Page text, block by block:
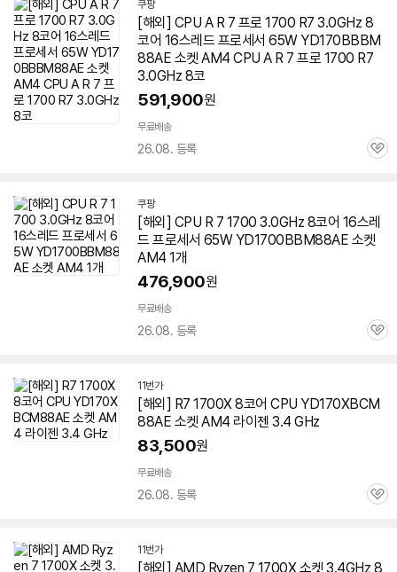
쿠팡
[해외] CPU A R 7 프로 1700 R7 3.0GHz 8
코어 16스레드 프로세서 65W YD170BBBM
88AE 소켓 AM4 CPU A R 7 프로 1700 R7
3.0GHz 8코
591,900원
무료배송
26.08. 등록
관
쿠팡
[해외] CPU R 7 1700 3.0GHz 8코어 16스레
드 프로세서 65W YD1700BBM88AE 소켓
AM4 1개
476,900원
무료배송
26.08. 등록
관
11번가
[해외] R7 1700X 8코어 CPU YD170XBCM
88AE 소켓 AM4 라이젠 3.4 GHz
83,500원
무료배송
26.08. 등록
관
11번가
[해외] AMD Ryzen 7 1700X 소켓 3.4GHz 8